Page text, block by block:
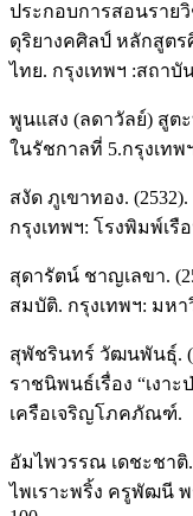
ประกอบการสอนราย
ดุริยางคศิลป์ หลักสูต
ไทย. กรุงเทพฯ :สถา
พูนแสง (ลดาวัลย์) สูต
ในรัชกาลที่ 5.กรุงเท
สงัด ภูเขาทอง.
กรุงเทพฯ: โรงพิมพ์เ
สุดารัตน์ ชาญเลขา.
สมบัติ. กรุงเทพฯ: มห
สุพัชรินทร์ วัฒนพันธุ์.
ราชนิพนธ์เรื่อง “เงาะ
เครือเจริญโภคภัณฑ์.
อัมไพวรรณ เดชะชาติ
ไพเราะพริ้ง ครูพัฒนี